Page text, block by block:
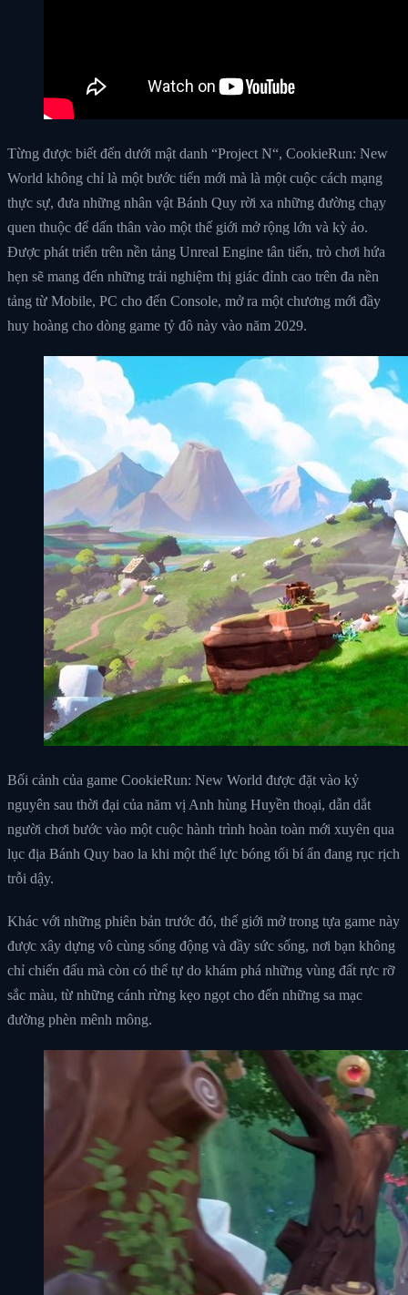
Từng được biết đến dưới mật danh “Project N“, CookieRun: New
World không chỉ là một bước tiến mới mà là một cuộc cách mạng
thực sự, đưa những nhân vật Bánh Quy rời xa những đường chạy
quen thuộc để dấn thân vào một thế giới mở rộng lớn và kỳ ảo.
Được phát triển trên nền tảng Unreal Engine tân tiến, trò chơi hứa
hẹn sẽ mang đến những trải nghiệm thị giác đỉnh cao trên đa nền
tảng từ Mobile, PC cho đến Console, mở ra một chương mới đầy
huy hoàng cho dòng game tỷ đô này vào năm 2029.
Bối cảnh của game CookieRun: New World được đặt vào kỷ
nguyên sau thời đại của năm vị Anh hùng Huyền thoại, dẫn dắt
người chơi bước vào một cuộc hành trình hoàn toàn mới xuyên qua
lục địa Bánh Quy bao la khi một thế lực bóng tối bí ẩn đang rục rịch
trỗi dậy.
Khác với những phiên bản trước đó, thế giới mở trong tựa game này
được xây dựng vô cùng sống động và đầy sức sống, nơi bạn không
chỉ chiến đấu mà còn có thể tự do khám phá những vùng đất rực rỡ
sắc màu, từ những cánh rừng kẹo ngọt cho đến những sa mạc
đường phèn mênh mông.